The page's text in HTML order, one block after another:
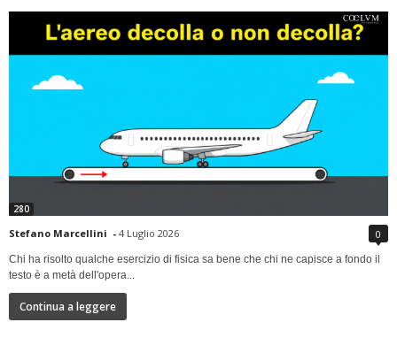
280
Stefano Marcellini - 4 Luglio 2026 0
Chi ha risolto qualche esercizio di fisica sa bene che chi ne capisce a fondo il
testo è a metà dell'opera...
Continua a leggere